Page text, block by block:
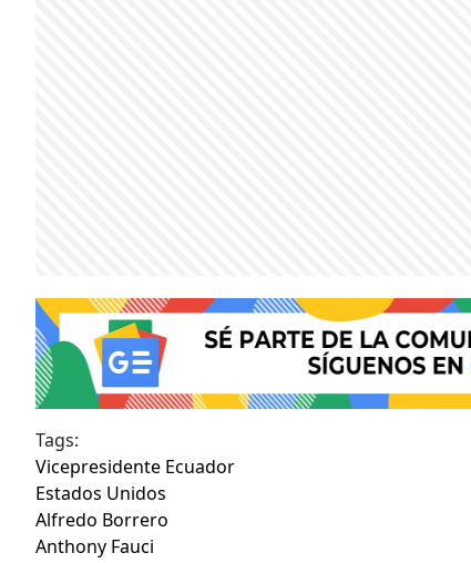
Tags:
Vicepresidente Ecuador
Estados Unidos
Alfredo Borrero
Anthony Fauci